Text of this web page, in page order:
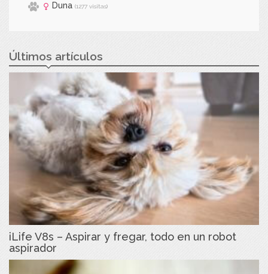
Duna (1277 visitas)
Últimos artículos
iLife V8s – Aspirar y fregar, todo en un robot
aspirador